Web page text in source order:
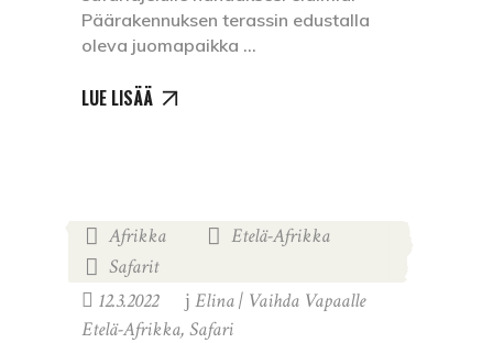
Päärakennuksen terassin edustalla
oleva juomapaikka
LUE LISÄÄ
Afrikka Etelä-Afrikka
Safarit
12.3.2022
Elina | Vaihda Vapaalle
Etelä-Afrikka, Safari